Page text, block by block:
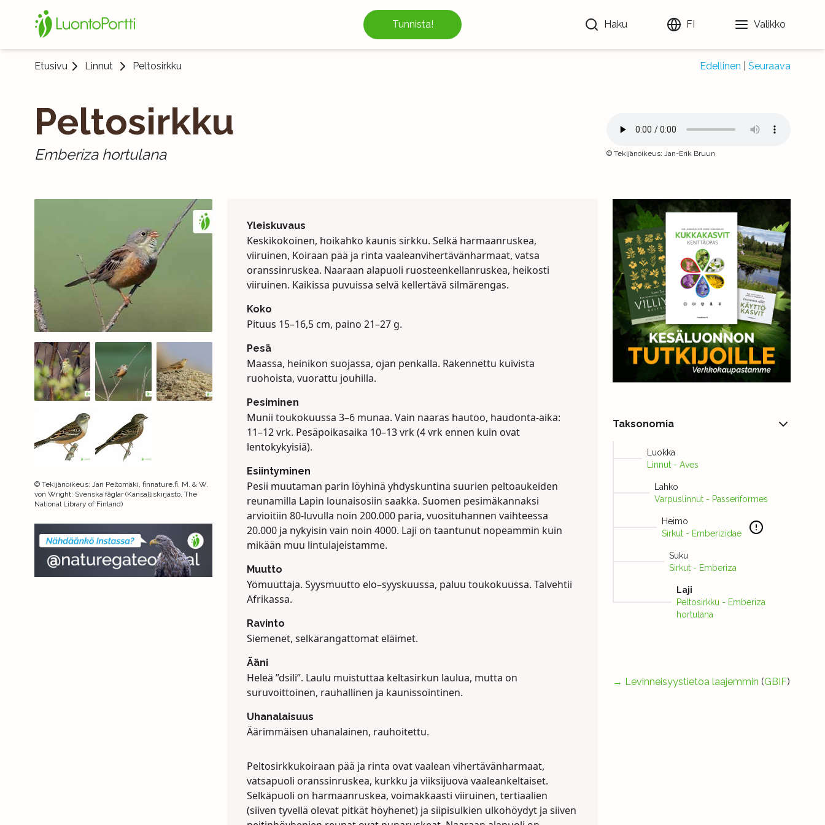
Tunnista! Haku FI Valikko
Etusivu Linnut Peltosirkku Edellinen Seuraava
Peltosirkku
Emberiza hortulana © Tekijänoikeus: Jan-Erik Bruun
© Tekijänoikeus: Jari Peltomäki, finnature.fi, M. & W.
von Wright: Svenska fåglar (Kansalliskirjasto, The
National Library of Finland)
Yleiskuvaus
Keskikokoinen, hoikahko kaunis sirkku. Selkä harmaanruskea,
viiruinen, Koiraan pää ja rinta vaaleanvihertävänharmaat, vatsa
oranssinruskea. Naaraan alapuoli ruosteenkellanruskea, heikosti
viiruinen. Kaikissa puvuissa selvä kellertävä silmärengas.
Koko
Pituus 15–16,5 cm, paino 21–27 g.
Pesä
Maassa, heinikon suojassa, ojan penkalla. Rakennettu kuivista
ruohoista, vuorattu jouhilla.
Pesiminen
Munii toukokuussa 3–6 munaa. Vain naaras hautoo, haudonta-aika:
11–12 vrk. Pesäpoikasaika 10–13 vrk (4 vrk ennen kuin ovat
lentokykyisiä).
Esiintyminen
Pesii muutaman parin löyhinä yhdyskuntina suurien peltoaukeiden
reunamilla Lapin lounaisosiin saakka. Suomen pesimäkannaksi
arvioitiin 80-luvulla noin 200.000 paria, vuosituhannen vaihteessa
20.000 ja nykyisin vain noin 4000. Laji on taantunut nopeammin kuin
mikään muu lintulajeistamme.
Muutto
Yömuuttaja. Syysmuutto elo–syyskuussa, paluu toukokuussa. Talvehtii
Afrikassa.
Ravinto
Siemenet, selkärangattomat eläimet.
Ääni
Heleä ”dsili”. Laulu muistuttaa keltasirkun laulua, mutta on
suruvoittoinen, rauhallinen ja kaunissointinen.
Uhanalaisuus
Äärimmäisen uhanalainen, rauhoitettu.
Peltosirkkukoiraan pää ja rinta ovat vaalean vihertävänharmaat,
vatsapuoli oranssinruskea, kurkku ja viiksijuova vaaleankeltaiset.
Selkäpuoli on harmaanruskea, voimakkaasti viiruinen, tertiaalien
(siiven tyvellä olevat pitkät höyhenet) ja siipisulkien ulkohöydyt ja siiven
Taksonomia
Luokka
Linnut - Aves
Lahko
Varpuslinnut - Passeriformes
Heimo
Sirkut - Emberizidae
Suku
Sirkut - Emberiza
Laji
Peltosirkku - Emberiza
hortulana
→ Levinneisyystietoa laajemmin (GBIF)